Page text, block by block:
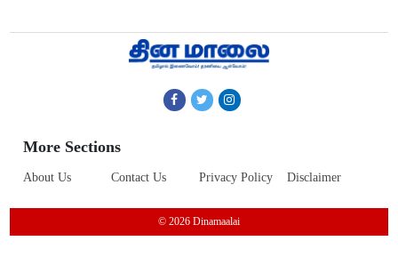
More Sections
About Us Contact Us Privacy Policy Disclaimer
© 2026 Dinamaalai